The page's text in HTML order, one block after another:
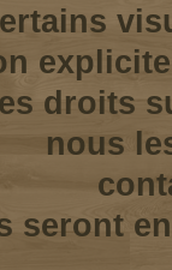
droits
nous
seront